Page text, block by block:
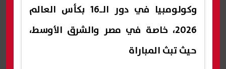
وكولومبيا في دور الـ16 بكأس العالم
2026، خاصة في مصر والشرق الأوسط،
حيث تبث المباراة